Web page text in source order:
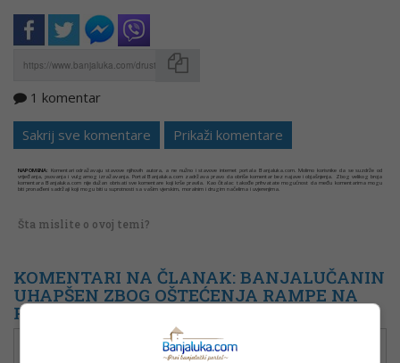
1 komentar
Sakrij sve komentare Prikaži komentare
NAPOMENA: Komentari odražavaju stavove njihovih autora, a ne nužno i stavove internet portala Banjaluka.com. Molimo korisnike da se suzdrže od
vrijeđanja, psovanja i vulgarnog izražavanja. Portal Banjaluka.com zadržava pravo da obriše komentar bez najave i objašnjenja. Zbog velikog broja
komentara Banjaluka.com nije dužan obrisati sve komentare koji krše pravila. Kao čitalac takođe prihvatate mogućnost da među komentarima mogu
biti pronađeni sadržaji koji mogu biti u suprotnosti sa vašim vjerskim, moralnim i drugim načelima i uvjerenjima.
Šta mislite o ovoj temi?
KOMENTARI NA ČLANAK: BANJALUČANIN
UHAPŠEN ZBOG OŠTEĆENJA RAMPE NA
PARKINGU